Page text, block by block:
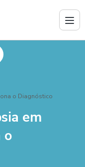
o Diagnóstico
em
o